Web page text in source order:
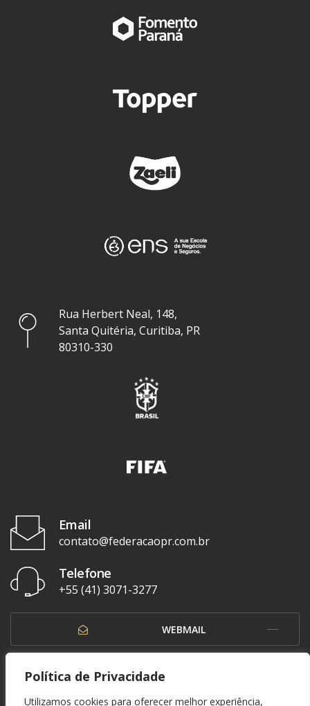
Política de Privacidade
Utilizamos cookies para oferecer melhor experiência,
Rua Herbert Neal, 148,
Santa Quitéria, Curitiba, PR
80310-330
Email
contato@federacaopr.com.br
Telefone
+55 (41) 3071-3277
WEBMAIL
OUVIDORIA